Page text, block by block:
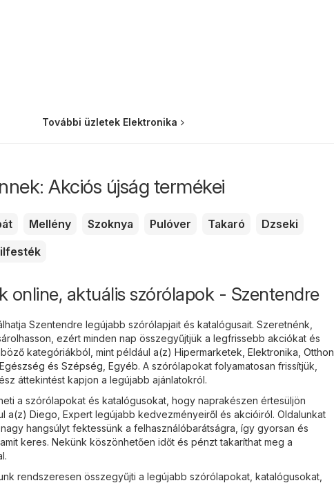
További üzletek Elektronika
Akciós újság termékei
Mellény Szoknya Pulóver Takaró
Dzseki
online, aktuális szórólapok - Szentendre
Szentendre legújabb szórólapjait és katalógusait. Szeretnénk,
ezért minden nap összegyűjtjük a legfrissebb akciókat és
kategóriákból, mint például a(z) Hipermarketek Elektronika Otthon
Egészség és Szépség Egyéb. A szórólapokat folyamatosan frissítjük,
áttekintést kapjon a legújabb ajánlatokról.
a szórólapokat és katalógusokat, hogy naprakészen értesüljön
a(z) Diego Expert legújabb kedvezményeiről és akcióiról. Oldalunkat
hangsúlyt fektessünk a felhasználóbarátságra, így gyorsan és
keres. Nekünk köszönhetően időt és pénzt takaríthat meg a
rendszeresen összegyűjti a legújabb szórólapokat, katalógusokat,